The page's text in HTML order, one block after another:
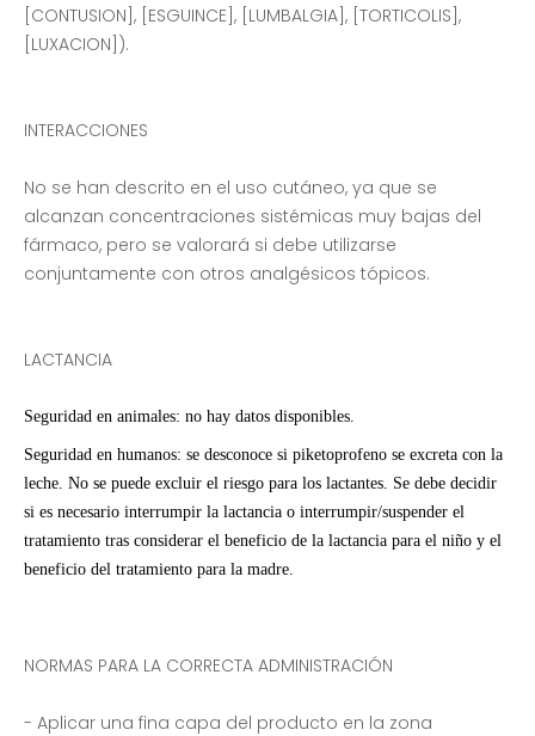
[CONTUSION], [ESGUINCE], [LUMBALGIA], [TORTICOLIS],
[LUXACION]).
INTERACCIONES
No se han descrito en el uso cutáneo, ya que se
alcanzan concentraciones sistémicas muy bajas del
fármaco, pero se valorará si debe utilizarse
conjuntamente con otros analgésicos tópicos.
LACTANCIA
Seguridad en animales: no hay datos disponibles.
Seguridad en humanos: se desconoce si piketoprofeno se excreta con la
leche. No se puede excluir el riesgo para los lactantes. Se debe decidir
si es necesario interrumpir la lactancia o interrumpir/suspender el
tratamiento tras considerar el beneficio de la lactancia para el niño y el
beneficio del tratamiento para la madre.
NORMAS PARA LA CORRECTA ADMINISTRACIÓN
- Aplicar una fina capa del producto en la zona